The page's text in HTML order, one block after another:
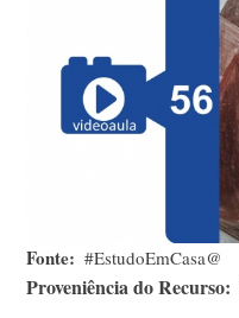
Fonte #EstudoEmCasa@
Proveniência do Recurso